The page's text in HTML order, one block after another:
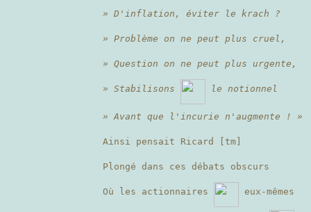
» D'inflation, éviter le krach ?
» Problème on ne peut plus cruel,
» Question on ne peut plus urgente,
» Stabilisons le notionnel
» Avant que l'incurie n'augmente ! »
Ainsi pensait Ricard [tm]
Plongé dans ces débats obscurs
Où les actionnaires eux-mêmes